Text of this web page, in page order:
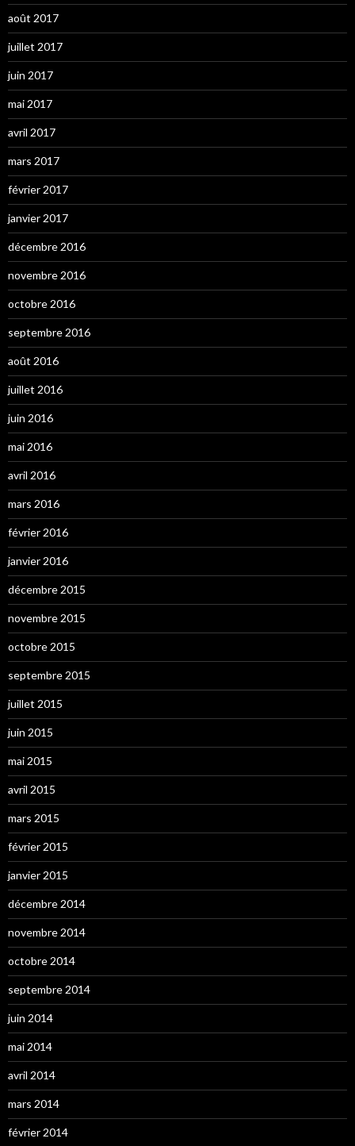
août 2017
juillet 2017
juin 2017
mai 2017
avril 2017
mars 2017
février 2017
janvier 2017
décembre 2016
novembre 2016
octobre 2016
septembre 2016
août 2016
juillet 2016
juin 2016
mai 2016
avril 2016
mars 2016
février 2016
janvier 2016
décembre 2015
novembre 2015
octobre 2015
septembre 2015
juillet 2015
juin 2015
mai 2015
avril 2015
mars 2015
février 2015
janvier 2015
décembre 2014
novembre 2014
octobre 2014
septembre 2014
juin 2014
mai 2014
avril 2014
mars 2014
février 2014